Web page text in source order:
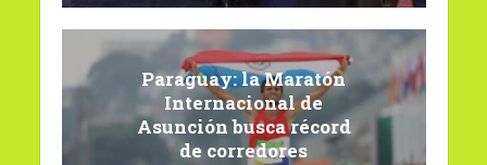
Paraguay: la Maratón
Internacional de
Asunción busca récord
de corredores